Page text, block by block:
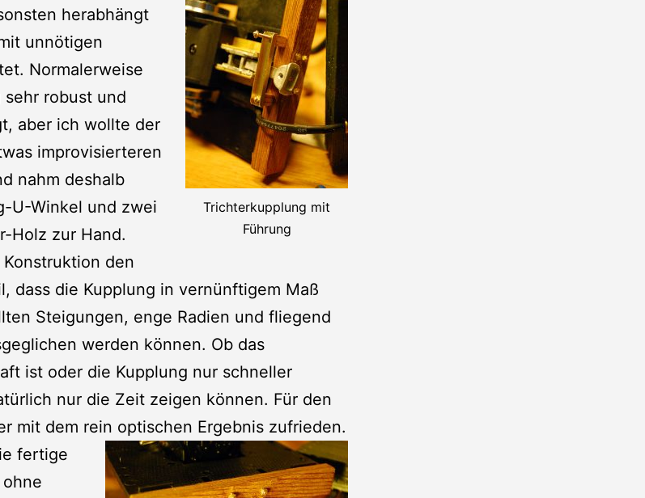
Trichterkupplung mit
Führung
herabhängt
unnötigen
Normalerweise
robust und
aber ich wollte der
improvisierteren
nahm deshalb
U-Winkel und zwei
Holz zur Hand.
den
dass die Kupplung in vernünftigem Maß
Steigungen, enge Radien und fliegend
werden können. Ob das
ist oder die Kupplung nur schneller
nur die Zeit zeigen können. Für den
mit dem rein optischen Ergebnis zufrieden.
fertige